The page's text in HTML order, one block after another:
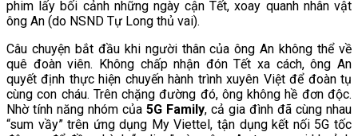
phim lấy bối cảnh những ngày cận Tết, xoay quanh nhân vật
ông An (do NSND Tự Long thủ vai).
Câu chuyện bắt đầu khi người thân của ông An không thể về
quê đoàn viên. Không chấp nhận đón Tết xa cách, ông An
quyết định thực hiện chuyến hành trình xuyên Việt để đoàn tụ
cùng con cháu. Trên chặng đường đó, ông không hề đơn độc.
Nhờ tính năng nhóm của 5G Family, cả gia đình đã cùng nhau
“sum vầy” trên ứng dụng My Viettel, tận dụng kết nối 5G tốc